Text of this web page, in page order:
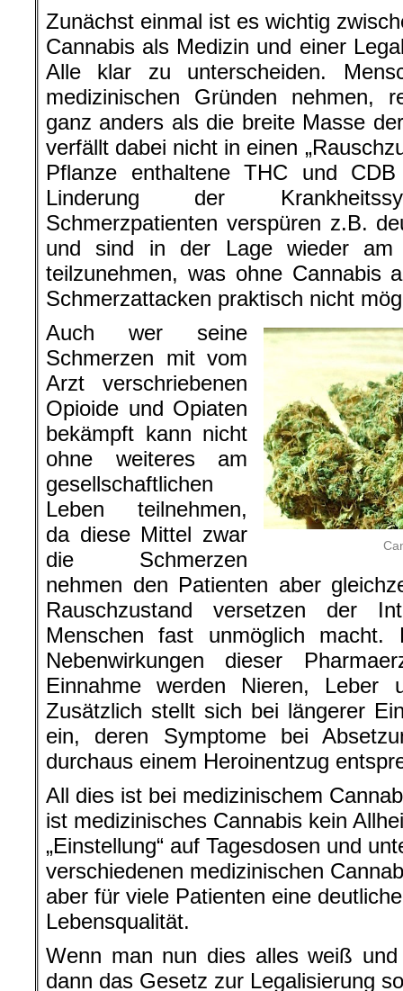
Zunächst einmal ist es wichtig
Cannabis als Medizin und einer
Alle klar zu unterscheiden.
medizinischen Gründen nehmen,
ganz anders als die breite Masse
verfällt dabei nicht in einen
Pflanze enthaltene THC und
Linderung der
Schmerzpatienten verspüren z.B.
und sind in der Lage wieder am
teilzunehmen, was ohne Cannabis
Schmerzattacken praktisch nicht
Auch wer seine
Schmerzen mit vom
Arzt verschriebenen
Opioide und Opiaten
bekämpft kann nicht
ohne weiteres am
gesellschaftlichen
Leben teilnehmen,
da diese Mittel zwar
die Schmerzen
nehmen den Patienten aber
Rauschzustand versetzen der
Menschen fast unmöglich
Nebenwirkungen dieser
Einnahme werden Nieren, Leber
Zusätzlich stellt sich bei längerer
ein, deren Symptome bei
durchaus einem Heroinentzug
All dies ist bei medizinischem
ist medizinisches Cannabis kein
„Einstellung“ auf Tagesdosen und
verschiedenen medizinischen
aber für viele Patienten eine
Lebensqualität.
Wenn man nun dies alles weiß
dann das Gesetz zur Legalisierung